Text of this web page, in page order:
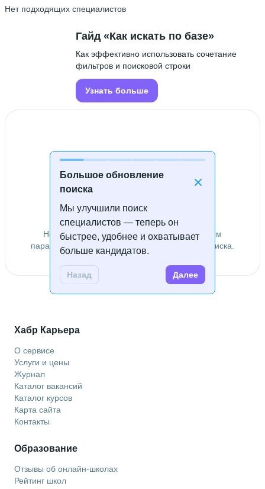
Нет подходящих специалистов
Большое обновление
поиска
Мы улучшили поиск
специалистов — теперь он
быстрее, удобнее и охватывает
больше кандидатов.
Назад Далее
Гайд «Как искать по базе»
Как эффективно использовать сочетание
фильтров и поисковой строки
Узнать больше
Специалисты не найдены
Не удалось найти специалистов по заданным
параметрам. Попробуйте изменить условия поиска.
Хабр Карьера
О сервисе
Услуги и цены
Журнал
Каталог вакансий
Каталог курсов
Карта сайта
Контакты
Образование
Отзывы об онлайн-школах
Рейтинг школ